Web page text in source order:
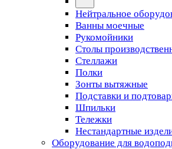
Нейтральное
Ванны моечные
Рукомойники
Столы
Стеллажи
Полки
Зонты вытяжные
Подставки и
Шпильки
Тележки
Нестандартные
Оборудование для